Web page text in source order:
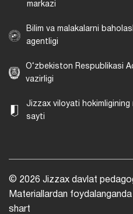
markazi
Bilim va malakalarni
agentligi
O‘zbekiston Respublikasi
vazirligi
Jizzax viloyati hokimligining
sayti
© 2026 Jizzax davlat
Materiallardan
shart